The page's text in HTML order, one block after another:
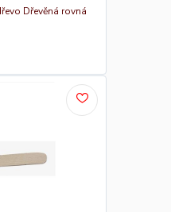
Dřevěná rovná